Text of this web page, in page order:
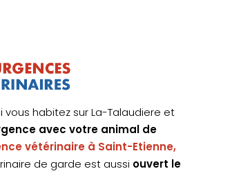
vous habitez sur La-Talaudiere et
avec votre animal de
vétérinaire à Saint-Etienne,
de garde est aussi ouvert le